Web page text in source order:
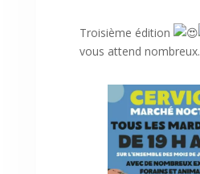
Troisième édition
vous attend nombreux.